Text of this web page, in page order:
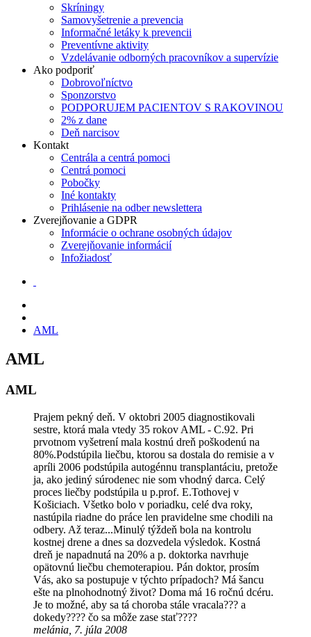
Skríningy
Samovyšetrenie a prevencia
Informačné letáky k prevencii
Preventívne aktivity
Vzdelávanie odborných pracovníkov a supervízie
Ako podporiť
Dobrovoľníctvo
Sponzorstvo
PODPORUJEM PACIENTOV S RAKOVINOU
2% z dane
Deň narcisov
Kontakt
Centrála a centrá pomoci
Centrá pomoci
Pobočky
Iné kontakty
Prihlásenie na odber newslettera
Zverejňovanie a GDPR
Informácie o ochrane osobných údajov
Zverejňovanie informácií
Infožiadosť
AML
AML
AML
Prajem pekný deň. V oktobri 2005 diagnostikovali
sestre, ktorá mala vtedy 35 rokov AML - C.92. Pri
prvotnom vyšetrení mala kostnú dreň poškodenú na
80%.Podstúpila liečbu, ktorou sa dostala do remisie a v
apríli 2006 podstúpila autogénnu transplantáciu, pretože
ja, ako jediný súrodenec nie som vhodný darca. Celý
proces liečby podstúpila u p.prof. E.Tothovej v
Košiciach. Všetko bolo v poriadku, celé dva roky,
nastúpila riadne do práce len pravidelne sme chodili na
odbery. Až teraz...Minulý týždeň bola na kontrolu
kostnej drene a dnes sa dozvedela výsledok. Kostná
dreň je napadnutá na 20% a p. doktorka navrhuje
opätovnú liečbu chemoterapiou. Pán doktor, prosím
Vás, ako sa postupuje v týchto prípadoch? Má šancu
ešte na plnohodnotný život? Doma má 16 ročnú dcéru.
Je to možné, aby sa tá choroba stále vracala??? a
dokedy???? čo sa môže zase stať????
melánia, 7. júla 2008